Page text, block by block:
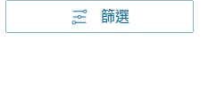
篩選